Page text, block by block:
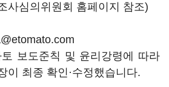
사심의위원회 홈페이지 참조)
보도준칙 및 윤리강령에 따라
이 최종 확인·수정했습니다.